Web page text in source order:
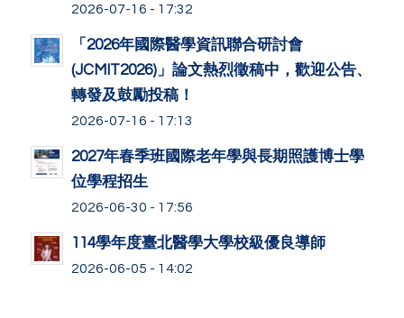
2026-07-16 - 17:32
「2026年國際醫學資訊聯合研討會
(JCMIT2026)」論文熱烈徵稿中，歡迎公告、
轉發及鼓勵投稿！
2026-07-16 - 17:13
2027年春季班國際老年學與長期照護博士學
位學程招生
2026-06-30 - 17:56
114學年度臺北醫學大學校級優良導師
2026-06-05 - 14:02